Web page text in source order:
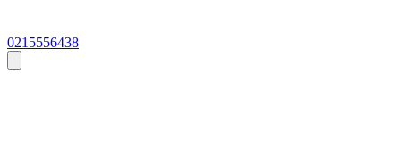
0215556438